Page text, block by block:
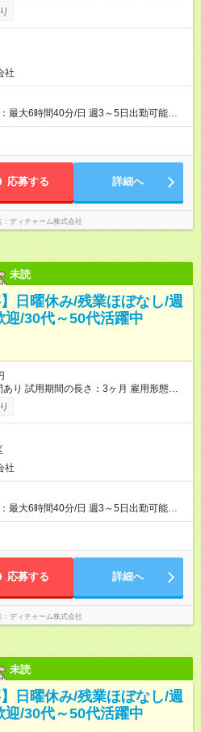
す。
社
最大6時間40分/日 週3～5日出勤可能な
可能です ※勤務地により多少の前後
応募する 詳細へ
ディチャーム株式会社
未読
日曜休み/残業ほぼなし/週
/30代～50代活躍中
あり 試用期間の長さ：3ヶ月 雇用形態、
す。
社
最大6時間40分/日 週3～5日出勤可能な
可能です ※勤務地により多少の前後
応募する 詳細へ
ディチャーム株式会社
未読
日曜休み/残業ほぼなし/週
/30代～50代活躍中